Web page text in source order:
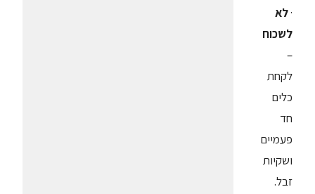
·לא
לשכוח
–
לקחת
כלים
חד
פעמיים
ושקיות
זבל.